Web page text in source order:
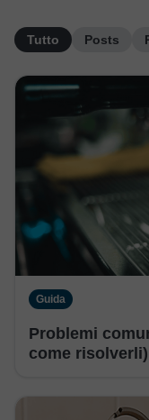
Tutto Posts
Guida
Problemi
come risolverli)